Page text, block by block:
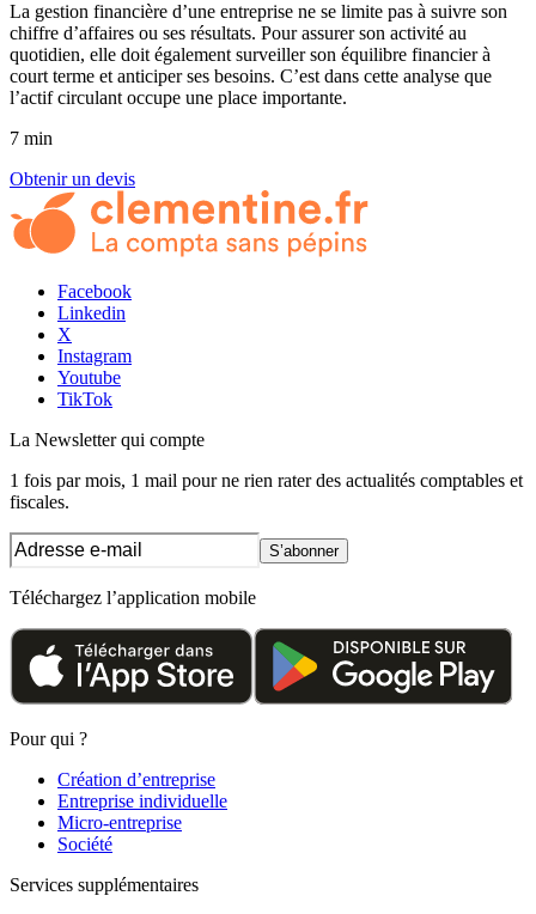
La gestion financière d’une entreprise ne se limite pas à suivre son
chiffre d’affaires ou ses résultats. Pour assurer son activité au
quotidien, elle doit également surveiller son équilibre financier à
court terme et anticiper ses besoins. C’est dans cette analyse que
l’actif circulant occupe une place importante.
7 min
Obtenir un devis
Facebook
Linkedin
X
Instagram
Youtube
TikTok
La Newsletterqui compte
1 fois par mois, 1 mail pour ne rien rater des actualités comptables et
fiscales.
S’abonner
Téléchargez l’application mobile
Pour qui ?
Création d’entreprise
Entreprise individuelle
Micro-entreprise
Société
Services supplémentaires